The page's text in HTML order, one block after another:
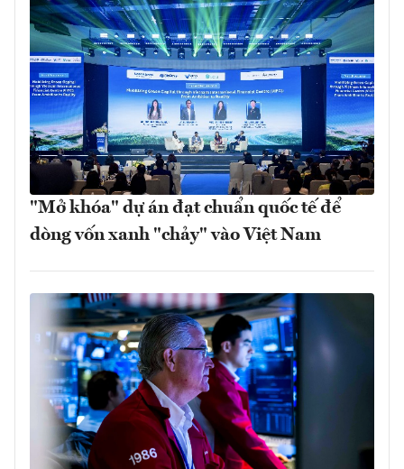
"Mở khóa" dự án đạt chuẩn quốc tế để
dòng vốn xanh "chảy" vào Việt Nam